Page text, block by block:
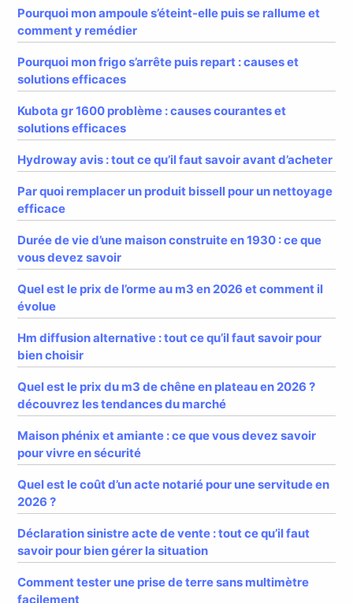
Pourquoi mon ampoule s’éteint-elle puis se rallume et
comment y remédier
Pourquoi mon frigo s’arrête puis repart : causes et
solutions efficaces
Kubota gr 1600 problème : causes courantes et
solutions efficaces
Hydroway avis : tout ce qu’il faut savoir avant d’acheter
Par quoi remplacer un produit bissell pour un nettoyage
efficace
Durée de vie d’une maison construite en 1930 : ce que
vous devez savoir
Quel est le prix de l’orme au m3 en 2026 et comment il
évolue
Hm diffusion alternative : tout ce qu’il faut savoir pour
bien choisir
Quel est le prix du m3 de chêne en plateau en 2026 ?
découvrez les tendances du marché
Maison phénix et amiante : ce que vous devez savoir
pour vivre en sécurité
Quel est le coût d’un acte notarié pour une servitude en
2026 ?
Déclaration sinistre acte de vente : tout ce qu’il faut
savoir pour bien gérer la situation
Comment tester une prise de terre sans multimètre
facilement